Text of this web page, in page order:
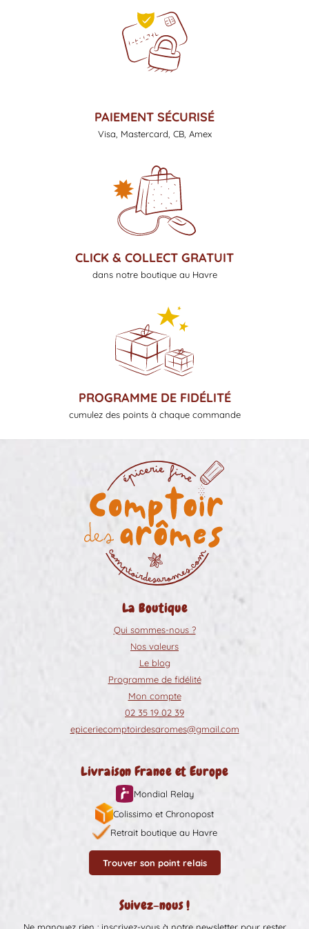
PAIEMENT SÉCURISÉ
Visa, Mastercard, CB, Amex
CLICK & COLLECT GRATUIT
dans notre boutique au Havre
PROGRAMME DE FIDÉLITÉ
cumulez des points à chaque commande
La Boutique
Qui sommes-nous ?
Nos valeurs
Le blog
Programme de fidélité
Mon compte
02 35 19 02 39
epiceriecomptoirdesaromes@gmail.com
Livraison France et Europe
Mondial Relay
Colissimo et Chronopost
Retrait boutique au Havre
Trouver son point relais
Suivez-nous !
Ne manquez rien : inscrivez-vous à notre newsletter pour rester